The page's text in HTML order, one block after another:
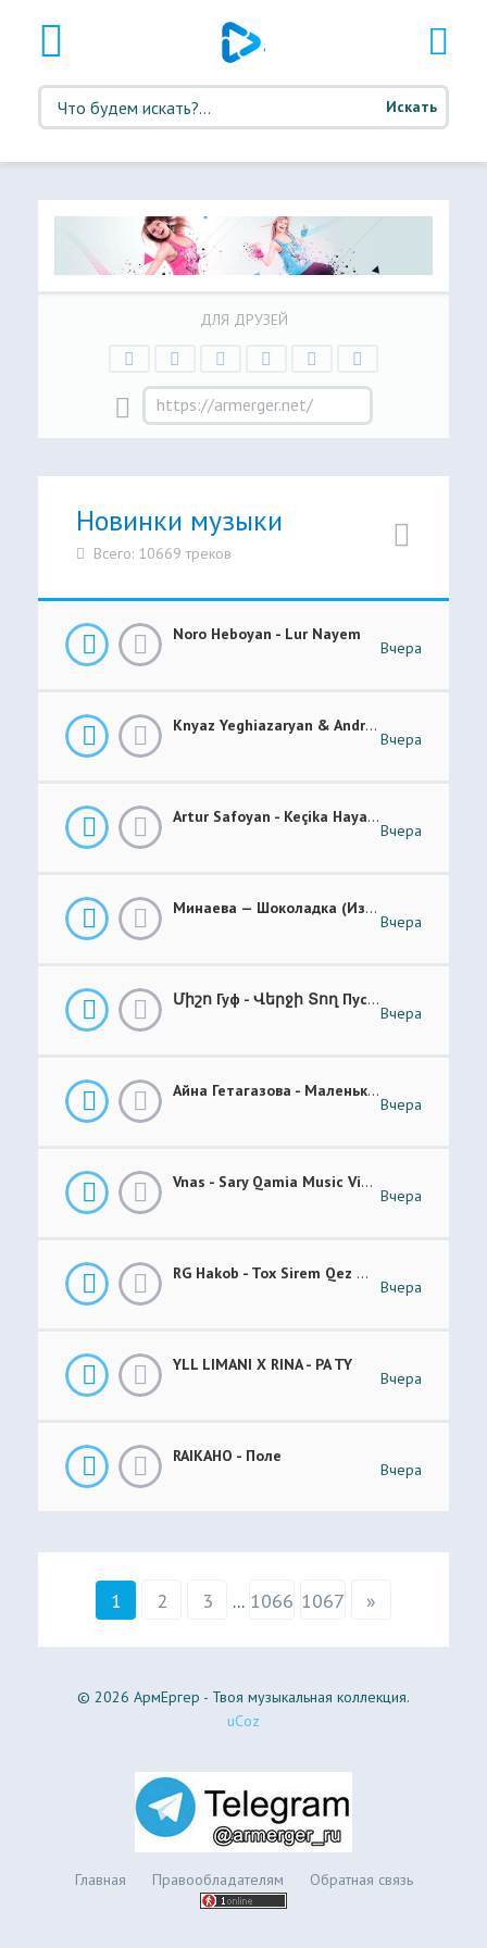
Искать
ДЛЯ ДРУЗЕЙ
Новинки музыки
Всего: 10669 треков
Noro Heboyan - Lur Nayem
Вчера
Knyaz Yeghiazaryan & Andranik Sirakanyan - Arevi Pes New 2026
Вчера
Artur Safoyan - Keçika Hayastanê
Вчера
Минаева — Шоколадка (Из Шоу Соль.Легенда)
Вчера
Միշո Гуф - Վերջի Տող Пусто _ Prod. NAYOGE
Вчера
Айна Гетагазова - Маленькая Ладонь
Вчера
Vnas - Sary Qamia Music Video Վնաս - Սառը Քամիա
Вчера
RG Hakob - Tox Sirem Qez Թող Սիրեմ Քեզ
Вчера
YLL LIMANI X RINA - PA TY
Вчера
RAIKAHO - Поле
Вчера
1 2 3 ... 1066 1067 »
© 2026 АрмЕргер - Твоя музыкальная коллекция.
uCoz
Главная Правообладателям Обратная связь